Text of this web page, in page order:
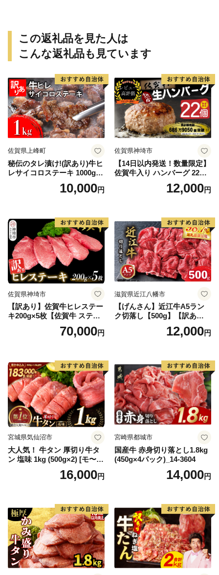
この返礼品を見た人は
こんな返礼品も見ています
佐賀県上峰町
秘伝のタレ漬け!(訳あり)牛ヒ
レサイコロステーキ 1000g
10,000円
佐賀県神埼市
【14日以内発送！数量限定】
佐賀牛入り ハンバーグ 22個
2.6kg(120g×22個)【佐賀牛
黒毛和牛 ブランド牛 九州 ハ
気】(H083106)
12,000円
佐賀県神埼市
【訳あり】佐賀牛ヒレステー
キ200g×5枚【佐賀牛 ステー
キ ブランド肉 ヒレ肉 フィレ
肉 ジューシー ヘルシー】(H0
70,000円
滋賀県近江八幡市
【げんさん】近江牛A5ラン
ク切落し【500g】【訳あり】
12,000円
宮城県気仙沼市
大人気！ 牛タン 厚切り牛タ
ン 塩味 1kg (500g×2) [モ〜ラ
ンド 宮城県 気仙沼市 205646
60] 肉 牛肉 精肉 牛たん 牛タ
厚切り タン
16,000円
宮崎県都城市
国産牛 赤身切り落とし1.8kg
(450g×4パック)_14-3604
14,000円